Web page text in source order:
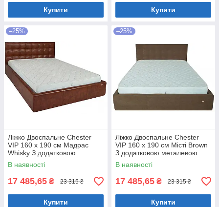
Купити Купити
–25%
Ліжко Двоспальне Chester
VIP 160 х 190 см Мадрас
Whisky З додатковою
металевою цільнозварною
рамою Коричневий
В наявності
17 485,65 ₴ 23 315 ₴
Купити
–25%
Ліжко Двоспальне Chester
VIP 160 х 190 см Місті Brown
З додатковою металевою
цільнозварною рамою
Коричневий
В наявності
17 485,65 ₴ 23 315 ₴
Купити